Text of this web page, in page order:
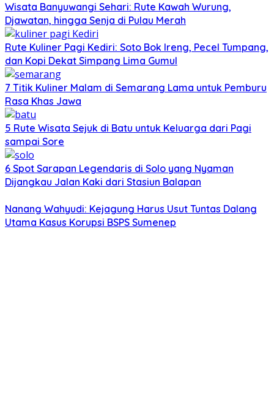
Wisata Banyuwangi Sehari: Rute Kawah Wurung,
Djawatan, hingga Senja di Pulau Merah
Rute Kuliner Pagi Kediri: Soto Bok Ireng, Pecel Tumpang,
dan Kopi Dekat Simpang Lima Gumul
7 Titik Kuliner Malam di Semarang Lama untuk Pemburu
Rasa Khas Jawa
5 Rute Wisata Sejuk di Batu untuk Keluarga dari Pagi
sampai Sore
6 Spot Sarapan Legendaris di Solo yang Nyaman
Dijangkau Jalan Kaki dari Stasiun Balapan
Nanang Wahyudi: Kejagung Harus Usut Tuntas Dalang
Utama Kasus Korupsi BSPS Sumenep